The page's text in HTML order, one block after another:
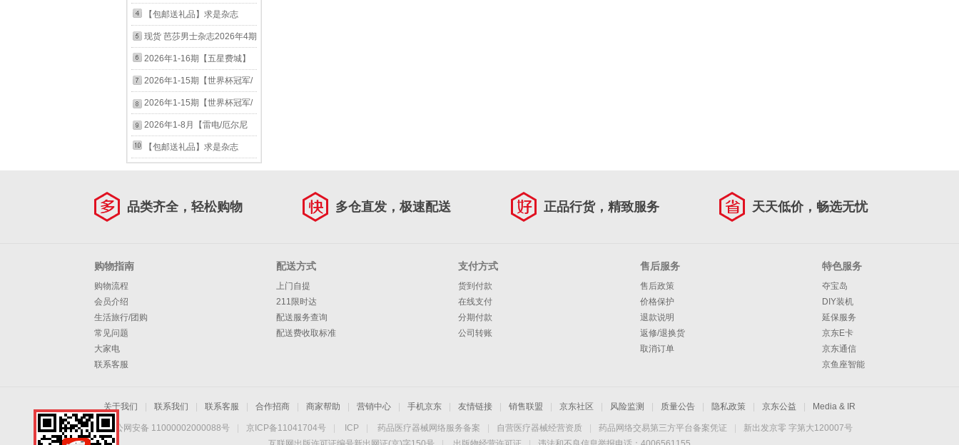
事政治时政热点国考2026考
公遴选军队文职教资 【六月
份】2026年11-12期
文素材省考公务员考试教材时
事政治时政热点国考2026考
公遴选军队文职教资 求是
2026年1-13期
界杂志2026年10月起订阅 体
育运动乒乓球赛事教学技巧期
刊 乒乓世界2026年7月【孙颖
莎】
【包邮送礼品】求是杂志
2026年全年杂志订阅包邮半
月刊 一年共24期当月起订 公
务员考试参考书籍资料时事政
治思想期刊 其他月份起订请
备注 【求是每期发 赠6本时政
类杂志】2026年1月起订
现货 芭莎男士杂志2026年4期
封面 吴世勋 A/B/C/D版套装
期刊杂志 d版套装
2026年1-16期【五星费城】
NBA特刊杂志/NBA那些年我
们一起追的球星1/2/3/4乔丹科
比艾弗森哈登篮球书人物传记
体育篮球球星自传LCWH
2024年8月上15期【詹库杜合
2026年1-15期【世界杯冠军/
姆巴佩/梅西/哈兰德 美加墨全
记录】足球周刊 杂志2026年
10月起订阅足球赛事体育资讯
新闻报道 期刊 【普通版 封面
11期
2026年1-15期【世界杯冠军/
姆巴佩/梅西/哈兰德 美加墨全
记录】足球周刊 杂志2026年
【世界杯冠军】
2026年1-8月【雷电/厄尔尼
诺/全年/半年订阅】博物杂志
自然科普百科全书 适合7-15
【包邮送礼品】求是杂志
务员考试参考书籍资料时事政
品类齐全，轻松购物 多仓直发，极速配送 正品行货，精致服务 天天低价，畅选无忧
购物指南
购物流程
会员介绍
生活旅行/团购
常见问题
大家电
联系客服
配送方式
上门自提
211限时达
配送服务查询
配送费收取标准
支付方式
货到付款
在线支付
分期付款
公司转账
售后服务
售后政策
价格保护
退款说明
返修/退换货
取消订单
特色服务
夺宝岛
DIY装机
延保服务
京东E卡
京东通信
京鱼座智能
关于我们 联系我们 联系客服 合作招商 商家帮助 营销中心 手机京东 友情链接 销售联盟 京东社区 风险监测 质量公告 隐私政策 京东公益 Media & IR
京公网安备 11000002000088号 京ICP备11041704号 ICP 药品医疗器械网络服务备案 自营医疗器械经营资质 药品网络交易第三方平台备案凭证
新出发京零 字第大120007号